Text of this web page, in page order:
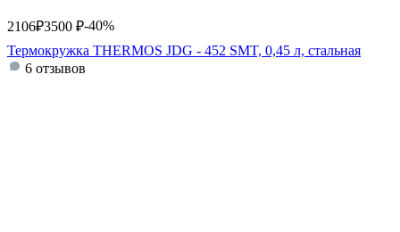
2106₽3500 ₽-40%
Термокружка THERMOS JDG - 452 SMT, 0,45 л, стальная
6 отзывов